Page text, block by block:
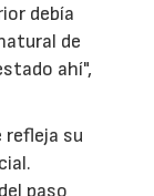
debía
de
ahí",
refleja su
paso